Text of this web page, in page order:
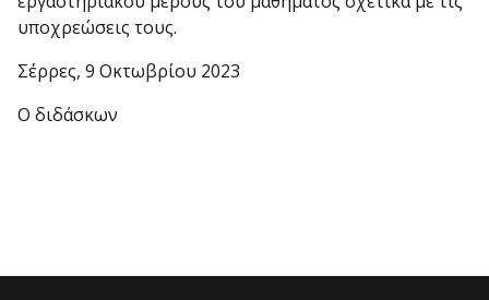
υποχρεώσεις τους.
Σέρρες, 9 Οκτωβρίου 2023
Ο διδάσκων